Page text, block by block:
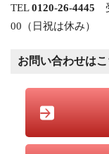
TEL0120-26-4445
00（日祝は休み）
お問い合わせは